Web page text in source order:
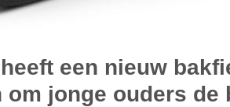
een nieuw
om jonge ouders